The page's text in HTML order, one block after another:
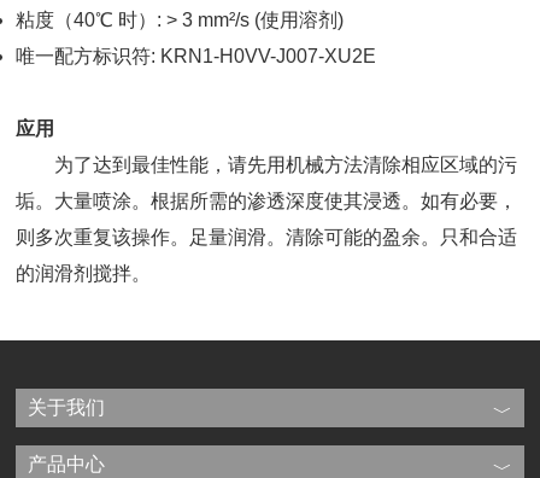
粘度（40℃ 时）: > 3 mm²/s (使用溶剂)
唯一配方标识符: KRN1-H0VV-J007-XU2E
应用
为了达到最佳性能，请先用机械方法清除相应区域的污
垢。大量喷涂。根据所需的渗透深度使其浸透。如有必要，
则多次重复该操作。足量润滑。清除可能的盈余。只和合适
的润滑剂搅拌。
关于我们
产品中心